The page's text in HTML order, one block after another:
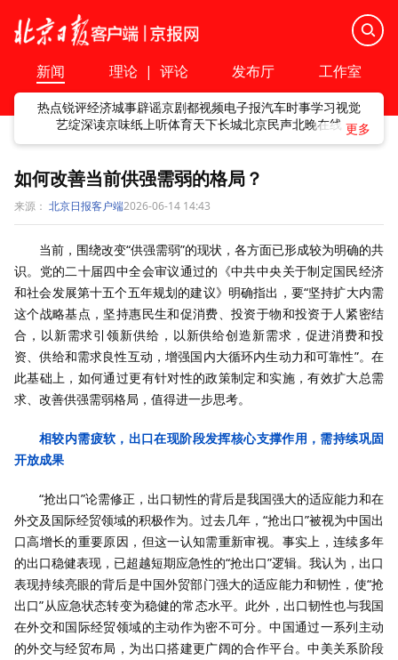
新闻 理论 | 评论 发布厅 工作室
热点锐评经济城事辟谣京剧都视频电子报汽车时事学习视觉
艺绽深读京味纸上听体育天下长城北京民声北晚在线
如何改善当前供强需弱的格局？
来源： 北京日报客户端2026-06-14 14:43
当前，围绕改变“供强需弱”的现状，各方面已形成较为明确的共
识。党的二十届四中全会审议通过的《中共中央关于制定国民经济
和社会发展第十五个五年规划的建议》明确指出，要“坚持扩大内需
这个战略基点，坚持惠民生和促消费、投资于物和投资于人紧密结
合，以新需求引领新供给，以新供给创造新需求，促进消费和投
资、供给和需求良性互动，增强国内大循环内生动力和可靠性”。在
此基础上，如何通过更有针对性的政策制定和实施，有效扩大总需
求、改善供强需弱格局，值得进一步思考。
相较内需疲软，出口在现阶段发挥核心支撑作用，需持续巩固
开放成果
“抢出口”论需修正，出口韧性的背后是我国强大的适应能力和在
外交及国际经贸领域的积极作为。过去几年，“抢出口”被视为中国出
口高增长的重要原因，但这一认知需重新审视。事实上，连续多年
的出口稳健表现，已超越短期应急性的“抢出口”逻辑。我认为，出口
表现持续亮眼的背后是中国外贸部门强大的适应能力和韧性，使“抢
出口”从应急状态转变为稳健的常态水平。此外，出口韧性也与我国
在外交和国际经贸领域的主动作为密不可分。中国通过一系列主动
的外交与经贸布局，为出口搭建更广阔的合作平台。中美关系阶段